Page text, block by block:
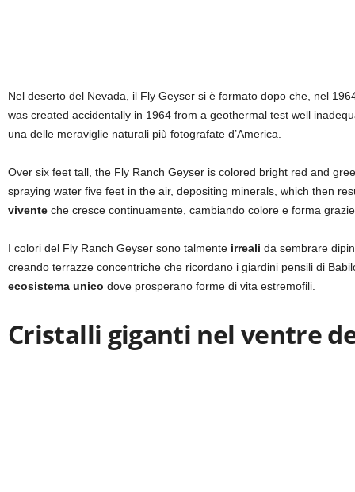
Nel deserto del Nevada, il Fly Geyser si è formato dopo che, nel
was created accidentally in 1964 from a geothermal test well
una delle meraviglie naturali più fotografate d’America.
Over six feet tall, the Fly Ranch Geyser is colored bright red and
spraying water five feet in the air, depositing minerals, which then
vivente che cresce continuamente, cambiando colore e forma
I colori del Fly Ranch Geyser sono talmente irreali da sembrare
creando terrazze concentriche che ricordano i giardini pensili di
ecosistema unico dove prosperano forme di vita estremofili.
Cristalli giganti nel ventre